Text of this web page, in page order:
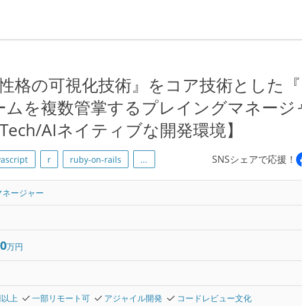
格の可視化技術』をコア技術とした
ムを複数管掌するプレイングマネージ
AIネイティブな開発環境】
r ruby-on-rails ... SNSシェアで応援！
ージャー
万円
上 一部リモート可 アジャイル開発
コードレビュー文化